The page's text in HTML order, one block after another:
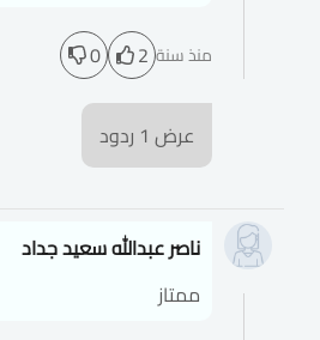
منذ سنة 2
0
عرض 1 ردود
ناصر عبدالله سعيد جداد
ممتاز